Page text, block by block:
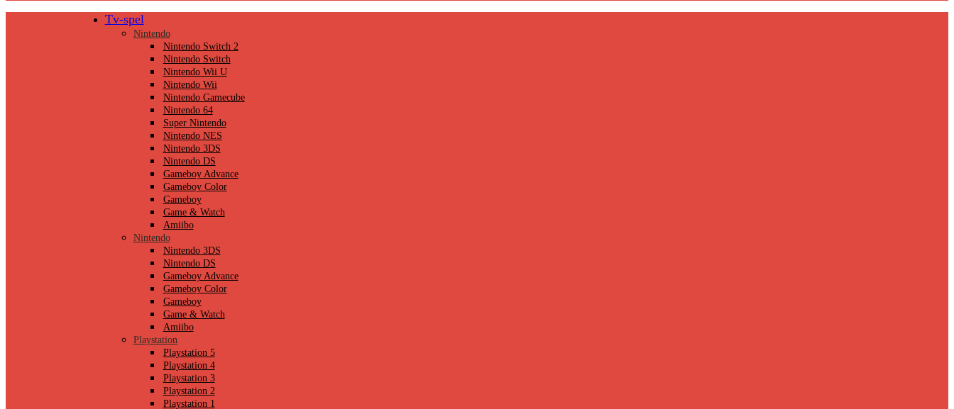
Tv-spel
Nintendo
Nintendo Switch 2
Nintendo Switch
Nintendo Wii U
Nintendo Wii
Nintendo Gamecube
Nintendo 64
Super Nintendo
Nintendo NES
Nintendo 3DS
Nintendo DS
Gameboy Advance
Gameboy Color
Gameboy
Game & Watch
Amiibo
Nintendo
Nintendo 3DS
Nintendo DS
Gameboy Advance
Gameboy Color
Gameboy
Game & Watch
Amiibo
Playstation
Playstation 5
Playstation 4
Playstation 3
Playstation 2
Playstation 1